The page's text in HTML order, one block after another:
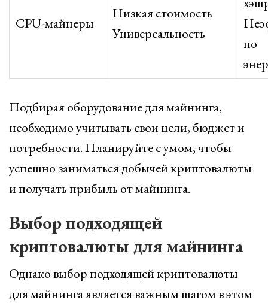
CPU-майнеры
Низкая стоимость
Универсальность
по
Подбирая оборудование для майнинга,
необходимо учитывать свои цели, бюджет и
потребности. Планируйте с умом, чтобы
успешно заниматься добычей криптовалюты
и получать прибыль от майнинга.
Выбор подходящей
криптовалюты для майнинга
Однако выбор подходящей криптовалюты
для майнинга является важным шагом в этом